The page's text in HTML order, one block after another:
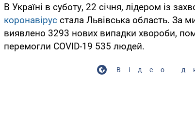
В Україні в суботу, 22 січня, лідером із
коронавірус стала Львівська область. За
виявлено 3293 нових випадки хвороби,
перемогли COVID-19 535 людей.
Відео